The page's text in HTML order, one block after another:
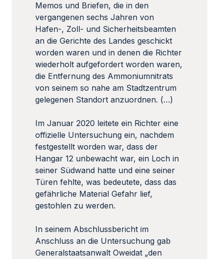
Memos und Briefen, die in den
vergangenen sechs Jahren von
Hafen-, Zoll- und Sicherheitsbeamten
an die Gerichte des Landes geschickt
worden waren und in denen die Richter
wiederholt aufgefordert worden waren,
die Entfernung des Ammoniumnitrats
von seinem so nahe am Stadtzentrum
gelegenen Standort anzuordnen. (…)
Im Januar 2020 leitete ein Richter eine
offizielle Untersuchung ein, nachdem
festgestellt worden war, dass der
Hangar 12 unbewacht war, ein Loch in
seiner Südwand hatte und eine seiner
Türen fehlte, was bedeutete, dass das
gefährliche Material Gefahr lief,
gestohlen zu werden.
In seinem Abschlussbericht im
Anschluss an die Untersuchung gab
Generalstaatsanwalt Oweidat „den